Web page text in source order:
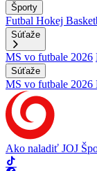
Športy
Futbal Hokej
Súťaže
MS vo futbale 2026
Súťaže
MS vo futbale 2026
Ako naladiť JOJ